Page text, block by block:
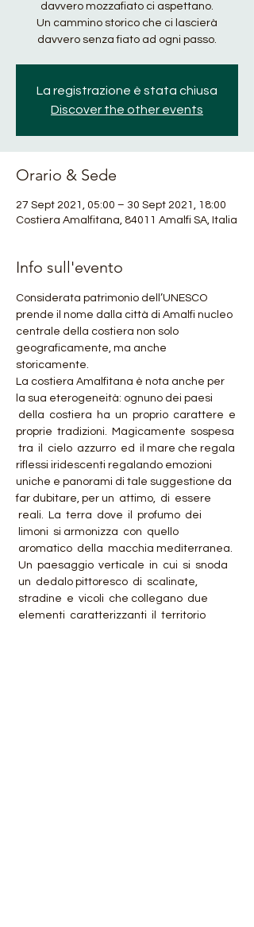
davvero mozzafiato ci aspettano.
Un cammino storico che ci lascierà
davvero senza fiato ad ogni passo.
La registrazione è stata chiusa
Discover the other events
Orario & Sede
27 Sept 2021, 05:00 – 30 Sept 2021, 18:00
Costiera Amalfitana, 84011 Amalfi SA, Italia
Info sull'evento
Considerata patrimonio dell’UNESCO
prende il nome dalla città di Amalfi nucleo
centrale della costiera non solo
geograficamente, ma anche
storicamente.
La costiera Amalfitana è nota anche per
la sua eterogeneità: ognuno dei paesi
della  costiera  ha  un  proprio  carattere  e
proprie  tradizioni.  Magicamente  sospesa
tra  il  cielo  azzurro  ed  il mare che regala
riflessi iridescenti regalando emozioni
uniche e panorami di tale suggestione da
far dubitare, per un  attimo,  di  essere
reali.  La  terra  dove  il  profumo  dei
limoni  si armonizza  con  quello
aromatico  della  macchia mediterranea.
Un  paesaggio  verticale  in  cui  si  snoda
un  dedalo pittoresco  di  scalinate,
stradine  e  vicoli  che collegano  due
elementi  caratterizzanti  il  territorio